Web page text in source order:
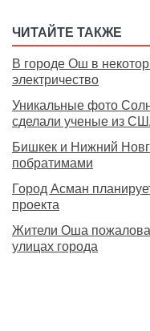
ЧИТАЙТЕ ТАКЖЕ
В городе Ош в
электричество
Уникальные фото
сделали ученые из
Бишкек и Нижний
побратимами
Город Асман
проекта
Жители Оша
улицах города